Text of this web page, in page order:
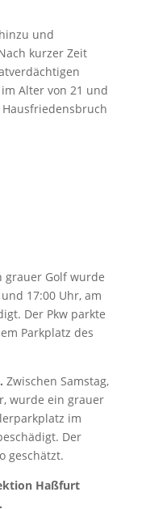
und
kurzer Zeit
Alter von 21 und
grauer Golf wurde
17:00 Uhr, am
Der Pkw parkte
Parkplatz des
Zwischen Samstag,
wurde ein grauer
im
Der
geschätzt.
Haßfurt